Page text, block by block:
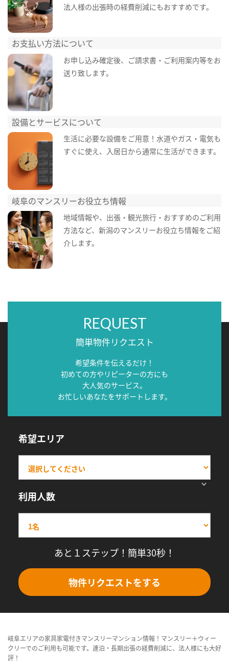
法人様の出張時の経費削減にもおすすめです。
お支払い方法について
お申し込み確定後、ご請求書・ご利用案内等をお
送り致します。
設備とサービスについて
生活に必要な設備をご用意！水道やガス・電気も
すぐに使え、入居日から通常に生活ができます。
岐阜のマンスリーお役立ち情報
地域情報や、出張・観光旅行・おすすめのご利用
方法など、新潟のマンスリーお役立ち情報をご紹
介します。
REQUEST
簡単物件リクエスト
希望条件を伝えるだけ！
初めての方やリピーターの方にも
大人気のサービス。
お忙しいあなたをサポートします。
希望エリア
利用人数
あと１ステップ！簡単30秒！
物件リクエストをする
岐阜エリアの家具家電付きマンスリーマンション情報！マンスリー＋ウィー
クリーでのご利用も可能です。連泊・長期出張の経費削減に、法人様にも大好
評！